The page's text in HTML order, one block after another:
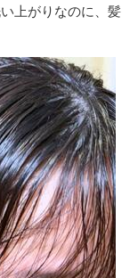
上がりなのに、髪